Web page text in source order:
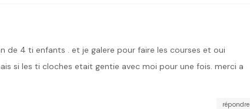
de 4 ti enfants . et je galere pour faire les courses et oui
si les ti cloches etait gentie avec moi pour une fois. merci a
répondre